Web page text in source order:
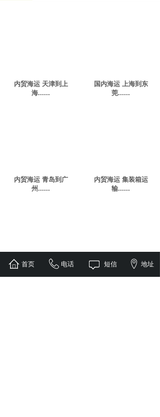
内贸海运 天津到上
海......
国内海运 上海到东
莞......
内贸海运 青岛到广
州......
内贸海运 集装箱运
输......
日照海运集装箱运输
营口海运公司集装箱
首页 电话 短信 地址